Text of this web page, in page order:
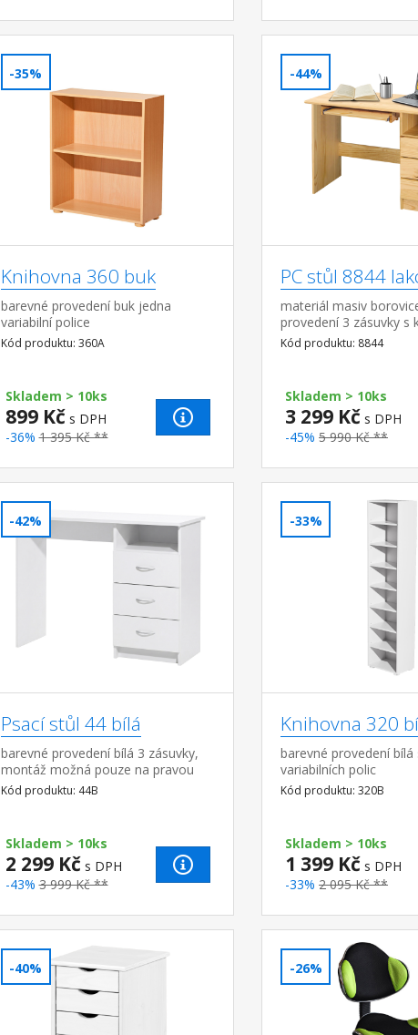
-35%
Knihovna 360 buk
barevné provedení buk jedna
variabilní police
Kód produktu: 360A
Skladem > 10ks
899 Kč s DPH
-36% 1 395 Kč **
-44%
PC stůl 8844
materiál masiv
provedení 3 zásuvky s
pojezdy (montáž
pravou stranu) rozměr
Kód produktu: 8844
Skladem > 10ks
3 299 Kč s DPH
-45% 5 990 Kč **
-42%
Psací stůl 44 bílá
barevné provedení bílá 3 zásuvky,
montáž možná pouze na pravou
stranu
Kód produktu: 44B
Skladem > 10ks
2 299 Kč s DPH
-43% 3 999 Kč **
-33%
Knihovna 320
barevné provedení bílá
variabilních polic
Kód produktu: 320B
Skladem > 10ks
1 399 Kč s DPH
-33% 2 095 Kč **
-40% -26%